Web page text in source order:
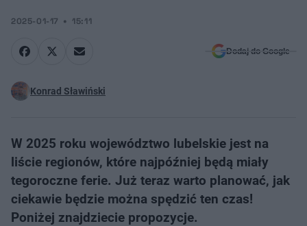
2025-01-17 15:11
Dodaj do Google
Konrad Sławiński
W 2025 roku województwo lubelskie jest na
liście regionów, które najpóźniej będą miały
tegoroczne ferie. Już teraz warto planować, jak
ciekawie będzie można spędzić ten czas!
Poniżej znajdziecie propozycje.